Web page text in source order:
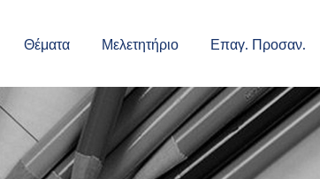
Θέματα Μελετητήριο Επαγ. Προσαν.